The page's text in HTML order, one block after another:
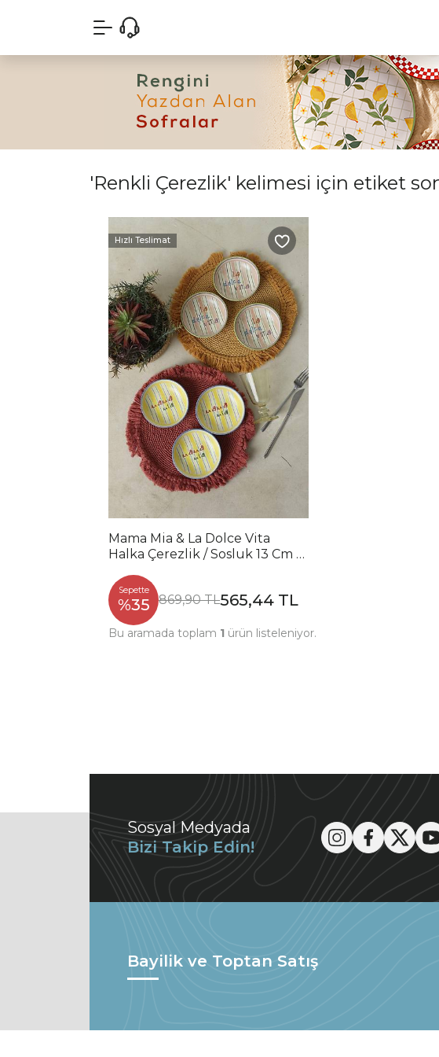
'Renkli Çerezlik' kelimesi için etiket
Hızlı Teslimat
Mama Mia & La Dolce Vita
Halka Çerezlik / Sosluk 13 Cm 6
Sepette
%35 869,90 TL565,44 TL
Bu aramada toplam 1 ürün listeleniyor.
Sosyal Medyada
Bizi Takip Edin!
Bayilik ve Toptan Satış